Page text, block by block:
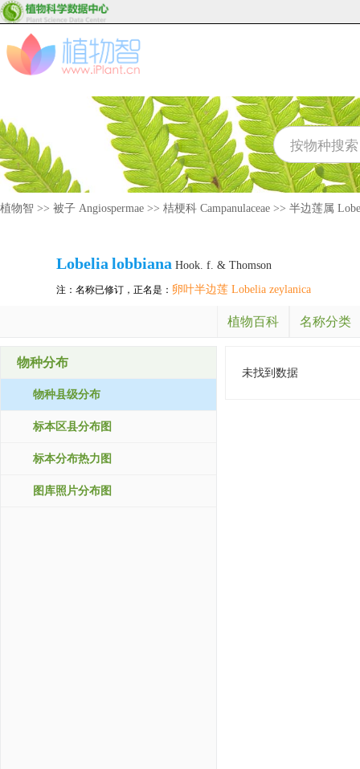
植物智 >> 被子 Angiospermae >> 桔梗科 Campanulaceae >> 半边莲属
Lobelia lobbiana Hook. f. & Thomson
注：名称已修订，正名是： 卵叶半边莲 Lobelia zeylanica
植物百科 名称分类
物种分布
物种县级分布
标本区县分布图
标本分布热力图
图库照片分布图
未找到数据